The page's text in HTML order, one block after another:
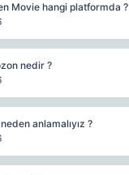
Movie hangi platformda ?
nedir ?
neden anlamalıyız ?